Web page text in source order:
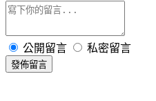
公開留言 私密留言
發佈留言